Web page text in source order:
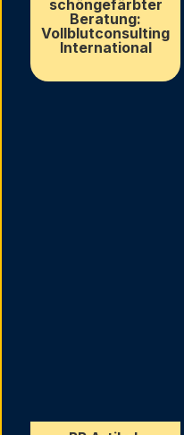
schöngefärbter
Beratung:
Vollblutconsulting
International